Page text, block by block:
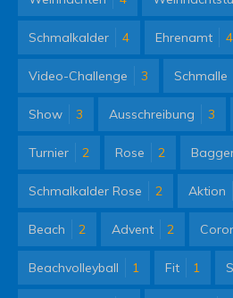
Schmalkalder 4 Ehrenamt 4
Video-Challenge 3 Schmalle
Show 3 Ausschreibung 3
Turnier 2 Rose 2
Schmalkalder Rose 2 Aktion
Beach 2 Advent 2
Beachvolleyball 1 Fit 1